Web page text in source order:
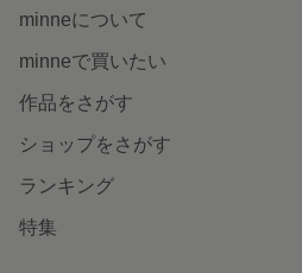
minneについて
minneで買いたい
作品をさがす
ショップをさがす
ランキング
特集